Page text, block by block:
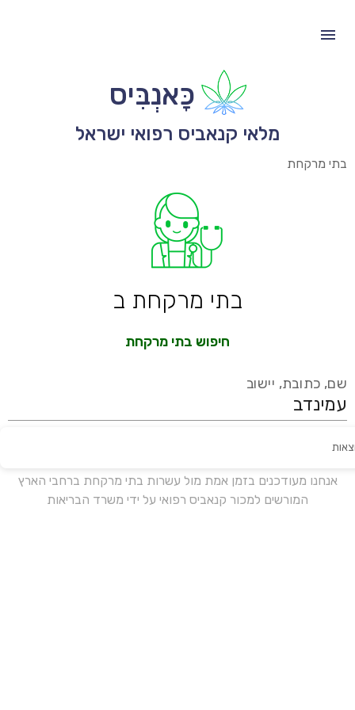
כָּאנְבִּיס
מלאי קנאביס רפואי ישראל
בתי מרקחת
בתי מרקחת ב
חיפוש בתי מרקחת
שם, כתובת, יישוב
אנחנו מעודכנים בזמן אמת מול עשרות בתי מרקחת ברחבי הארץ
המורשים למכור קנאביס רפואי על ידי משרד הבריאות